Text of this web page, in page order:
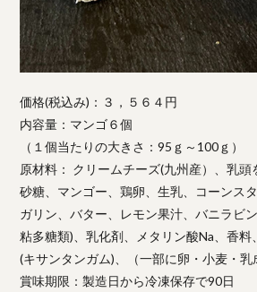
価格(税込み)：３，５６４円
内容量：マンゴ６個
（１個当たりの大きさ：95ｇ～100ｇ）
原材料： クリームチーズ(九州産）、乳頭
砂糖、マンゴー、鶏卵、生乳、コーンス
ガリン、バター、レモン果汁、バニラビ
粘多糖類)、乳化剤、メタリン酸Na、香
(キサンタンガム)、（一部に卵・小麦・乳
賞味期限：製造日から冷凍保存で90日